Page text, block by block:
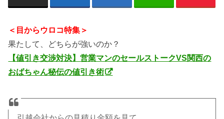
＜目からウロコ特集＞
果たして、どちらが強いのか？
【値引き交渉対決】営業マンのセールストークVS関西の
おばちゃん秘伝の値引き術